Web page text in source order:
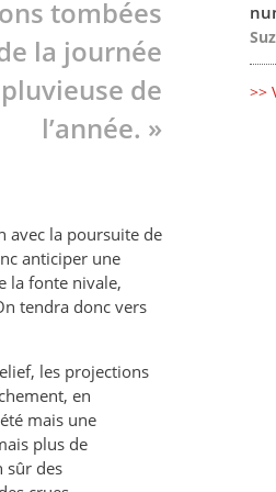
tombées
la journée
de
l’année. »
avec la poursuite de
anticiper une
la fonte nivale,
tendra donc vers
les projections
en
mais une
plus de
sûr des
>>